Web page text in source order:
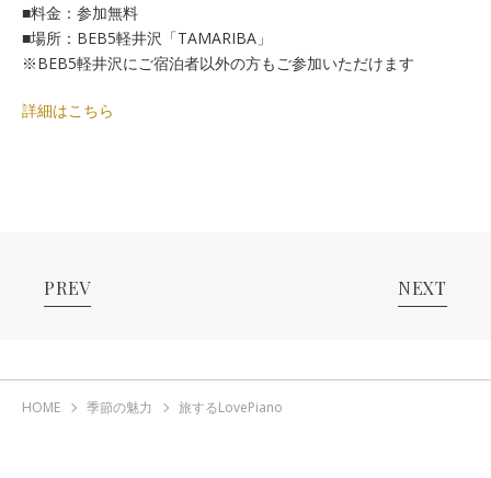
■料金：参加無料
■場所：BEB5軽井沢「TAMARIBA」
※BEB5軽井沢にご宿泊者以外の方もご参加いただけます
詳細はこちら
PREV NEXT
HOME 季節の魅力 旅するLovePiano